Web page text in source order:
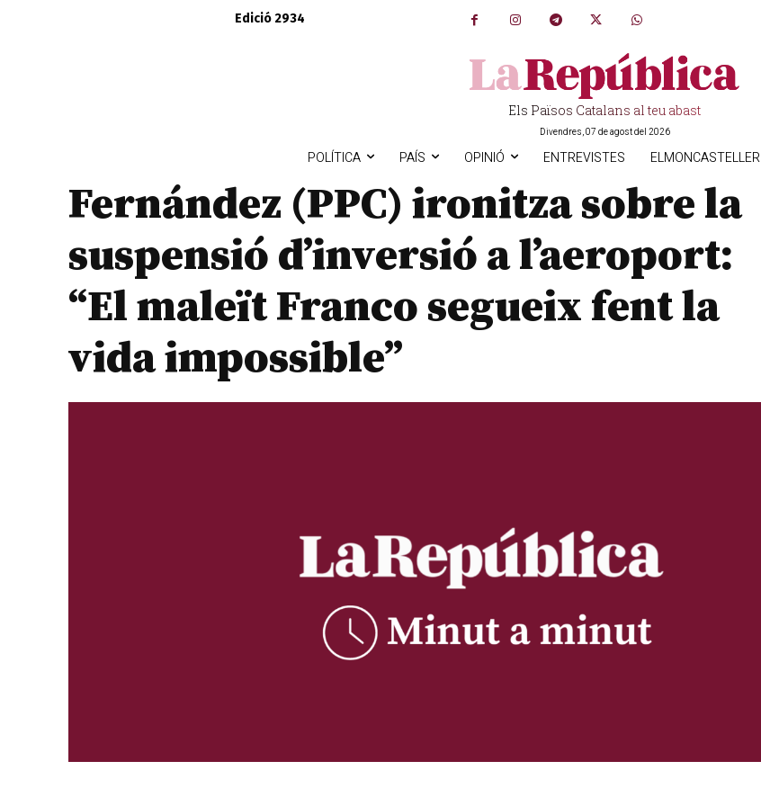
Edició 2934
Els Països Catalans al teu abast
Divendres, 07 de agost del 2026
POLÍTICA PAÍS OPINIÓ ENTREVISTES ELMONCASTELLER
Fernández (PPC) ironitza sobre la
suspensió d’inversió a l’aeroport:
“El maleït Franco segueix fent la
vida impossible”